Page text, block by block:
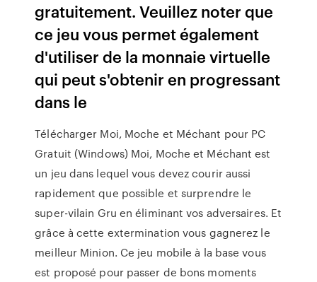
gratuitement. Veuillez noter que
ce jeu vous permet également
d'utiliser de la monnaie virtuelle
qui peut s'obtenir en progressant
dans le
Télécharger Moi, Moche et Méchant pour PC
Gratuit (Windows) Moi, Moche et Méchant est
un jeu dans lequel vous devez courir aussi
rapidement que possible et surprendre le
super-vilain Gru en éliminant vos adversaires. Et
grâce à cette extermination vous gagnerez le
meilleur Minion. Ce jeu mobile à la base vous
est proposé pour passer de bons moments